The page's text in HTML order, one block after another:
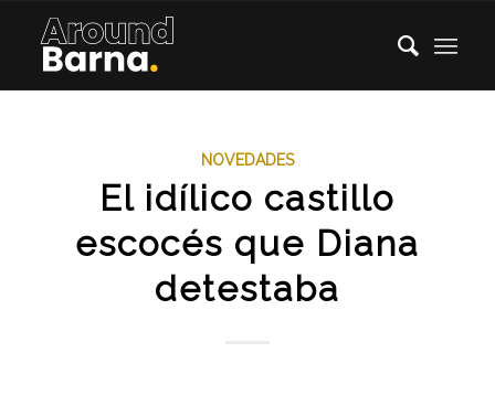
NOVEDADES
El idílico castillo
escocés que Diana
detestaba